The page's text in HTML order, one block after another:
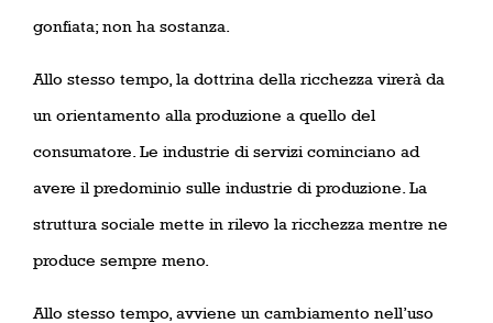
gonfiata; non ha sostanza.
Allo stesso tempo, la dottrina della ricchezza virerà da
un orientamento alla produzione a quello del
consumatore. Le industrie di servizi cominciano ad
avere il predominio sulle industrie di produzione. La
struttura sociale mette in rilevo la ricchezza mentre ne
produce sempre meno.
Allo stesso tempo, avviene un cambiamento nell’uso